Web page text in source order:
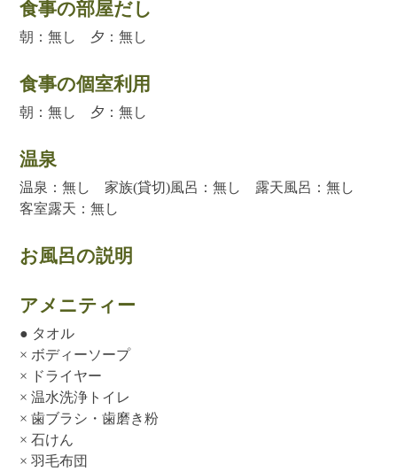
食事の部屋だし
朝：無し 夕：無し
食事の個室利用
朝：無し 夕：無し
温泉
温泉：無し 家族(貸切)風呂：無し 露天風呂：無し
客室露天：無し
お風呂の説明
アメニティー
● タオル
× ボディーソープ
× ドライヤー
× 温水洗浄トイレ
× 歯ブラシ・歯磨き粉
× 石けん
× 羽毛布団